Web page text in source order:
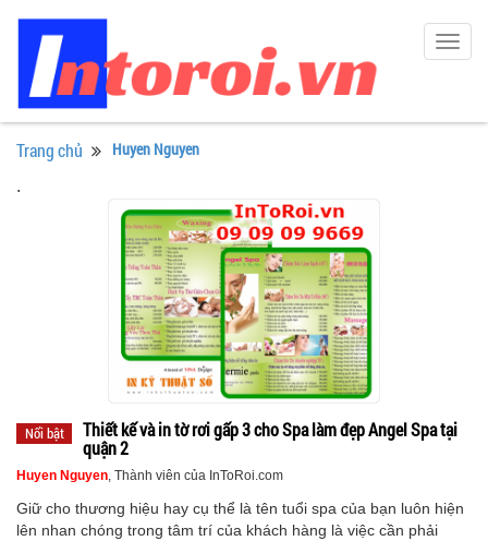
Trang chủ Huyen Nguyen
.
Nổi bật
Thiết kế và in tờ rơi gấp 3 cho Spa làm đẹp Angel Spa tại
quận 2
Huyen Nguyen , Thành viên của InToRoi.com
Giữ cho thương hiệu hay cụ thể là tên tuổi spa của bạn luôn hiện
lên nhan chóng trong tâm trí của khách hàng là việc cần phải